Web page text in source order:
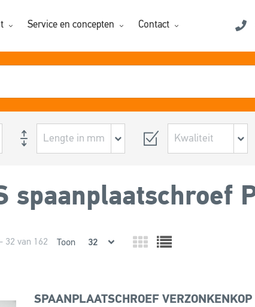
Service en concepten Contact
spaanplaatschroef
32 van 162 Toon
SPAANPLAATSCHROEF